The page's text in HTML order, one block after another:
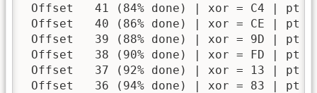
Offset   41 (84% done) | xor = C4 | pt
Offset   40 (86% done) | xor = CE | pt
Offset   39 (88% done) | xor = 9D | pt
Offset   38 (90% done) | xor = FD | pt
Offset   37 (92% done) | xor = 13 | pt
Offset   36 (94% done) | xor = 83 | pt